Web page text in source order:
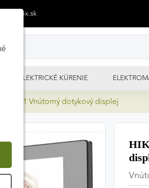
ELEKTRICKÉ KÚRENIE
WTE1 Vnútorný dotykový displej